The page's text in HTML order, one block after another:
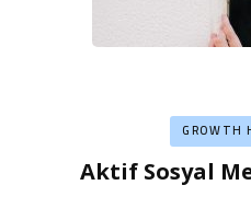
GROWTH
Aktif Sosyal